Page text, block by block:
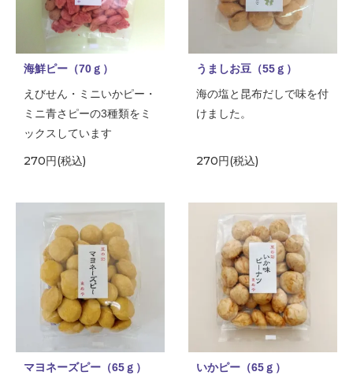
海鮮ピー（70ｇ）
えびせん・ミニいかピー・
ミニ青さピーの3種類をミ
ックスしています
270円(税込)
うましお豆（55ｇ）
海の塩と昆布だしで味を付
けました。
270円(税込)
マヨネーズピー（65ｇ）
いかピー（65ｇ）